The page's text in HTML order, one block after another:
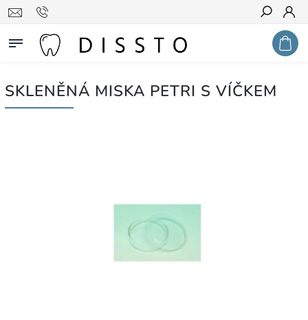
Hledat
SKLENĚNÁ MISKA PETRI S VÍČKEM